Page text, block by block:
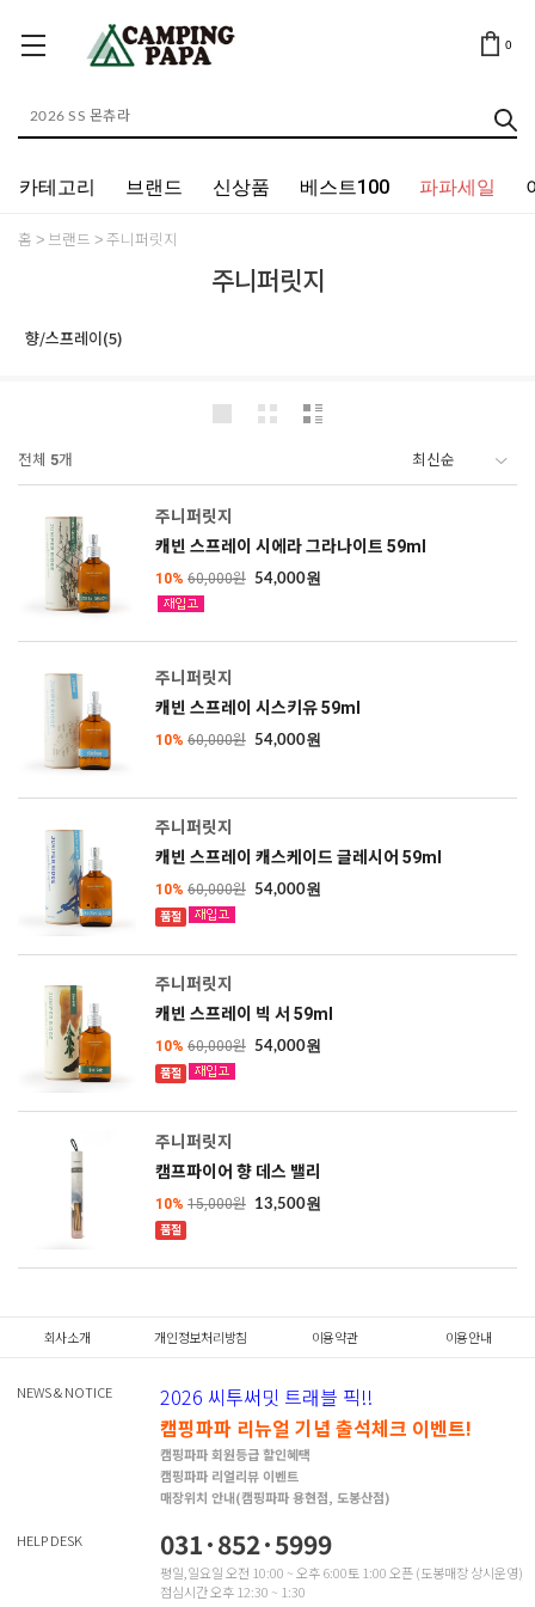
0
카테고리 브랜드 신상품 베스트100 파파세일
홈 브랜드 주니퍼릿지
주니퍼릿지
향/스프레이(5)
전체 5개
주니퍼릿지
캐빈 스프레이 시에라 그라나이트 59ml
10% 60,000원 54,000원
주니퍼릿지
캐빈 스프레이 시스키유 59ml
10% 60,000원 54,000원
SOLD OUT
주니퍼릿지
캐빈 스프레이 캐스케이드 글레시어 59ml
10% 60,000원 54,000원
품절
SOLD OUT
주니퍼릿지
캐빈 스프레이 빅 서 59ml
10% 60,000원 54,000원
품절
주니퍼릿지
캠프파이어 향 데스 밸리
10% 15,000원 13,500원
품절
회사소개 개인정보처리방침 이용약관 이용안내
NEWS & NOTICE
2026 씨투써밋 트래블 픽!!
캠핑파파 리뉴얼 기념 출석체크 이벤트!
캠핑파파 회원등급 할인혜택
캠핑파파 리얼리뷰 이벤트
매장위치 안내(캠핑파파 용현점, 도봉산점)
HELP DESK 031·852·5999
평일,일요일 오전 10:00 ~ 오후 6:00토 1:00 오픈 (도봉매장 상시운영)
점심시간 오후 12:30 ~ 1:30